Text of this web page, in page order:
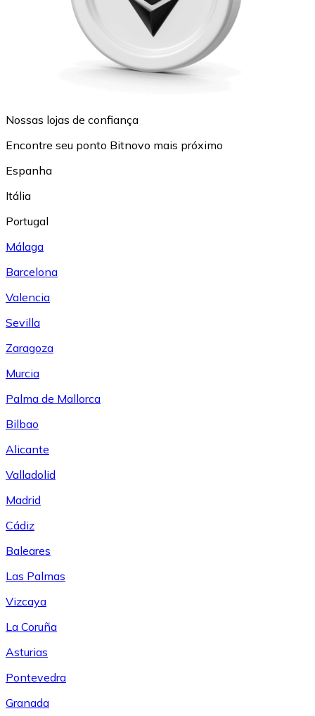
Nossas lojas de confiança
Encontre seu ponto Bitnovo mais próximo
Espanha
Itália
Portugal
Málaga
Barcelona
Valencia
Sevilla
Zaragoza
Murcia
Palma de Mallorca
Bilbao
Alicante
Valladolid
Madrid
Cádiz
Baleares
Las Palmas
Vizcaya
La Coruña
Asturias
Pontevedra
Granada